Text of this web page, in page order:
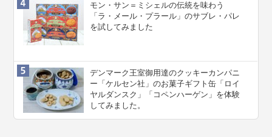
モン・サン＝ミシェルの伝統を味わう
「ラ・メール・プラール」のサブレ・パレ
を試してみました
デンマーク王室御用達のクッキーカンパニ
ー「ケルセン社」のお菓子ギフト缶「ロイ
ヤルダンスク」「コペンハーゲン」を体験
してみました。